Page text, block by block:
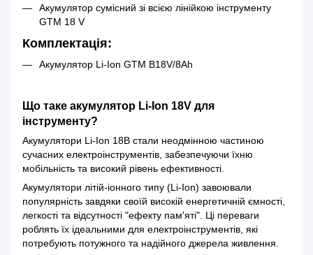
Акумулятор сумісний зі всією лінійкою інструменту
GTM 18 V
Комплектація:
Акумулятор Li-Ion GTM B18V/8Аh
Що таке акумулятор Li-Ion 18V для
інструменту?
Акумулятори Li-Ion 18В стали неодмінною частиною
сучасних електроінструментів, забезпечуючи їхню
мобільність та високий рівень ефективності.
Акумулятори літій-іонного типу (Li-Ion) завоювали
популярність завдяки своїй високій енергетичній ємності,
легкості та відсутності "ефекту пам'яті". Ці переваги
роблять їх ідеальними для електроінструментів, які
потребують потужного та надійного джерела живлення.